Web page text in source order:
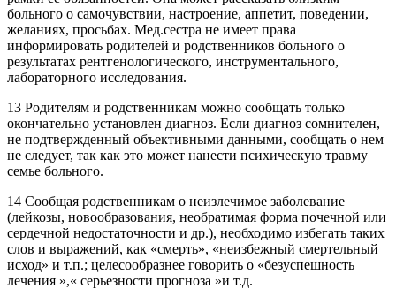
больного о самочувствии, настроение, аппетит, поведении,
желаниях, просьбах. Мед.сестра не имеет права
информировать родителей и родственников больного о
результатах рентгенологического, инструментального,
лабораторного исследования.
13 Родителям и родственникам можно сообщать только
окончательно установлен диагноз. Если диагноз сомнителен,
не подтвержденный объективными данными, сообщать о нем
не следует, так как это может нанести психическую травму
семье больного.
14 Сообщая родственникам о неизлечимое заболевание
(лейкозы, новообразования, необратимая форма почечной или
сердечной недостаточности и др.), необходимо избегать таких
слов и выражений, как «смерть», «неизбежный смертельный
исход» и т.п.; целесообразнее говорить о «безуспешность
лечения »,« серьезности прогноза »и т.д.